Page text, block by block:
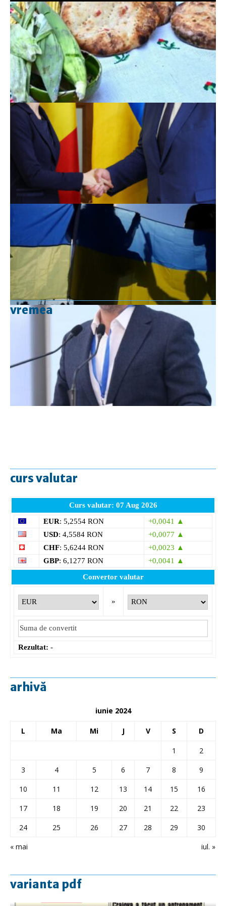
vremea
curs valutar
Curs valutar: 07 Aug 2026
EUR: 5,2554 RON
+0,0041 ▲
USD: 4,5584 RON
+0,0077 ▲
CHF: 5,6244 RON
+0,0023 ▲
GBP: 6,1277 RON
+0,0041 ▲
Convertor valutar
»
Rezultat: -
arhivă
iunie 2024
L Ma Mi J V S D
« mai iul. »
1
2
3
4 5 6 7 8
9
10
11 12 13 14 15
16
17
18 19 20 21 22
23
24
25 26 27 28 29 30
varianta pdf